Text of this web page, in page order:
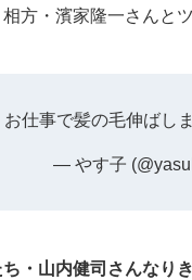
方・濱家隆一さんと
お仕事で髪の毛伸ばし
— やす子
・山内健司さんなり